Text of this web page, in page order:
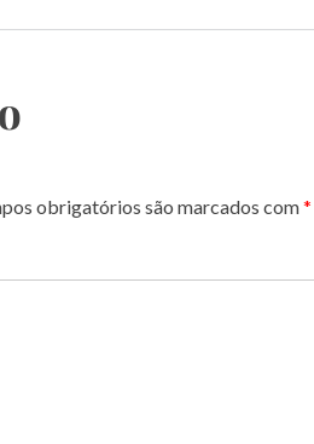
obrigatórios são marcados com*